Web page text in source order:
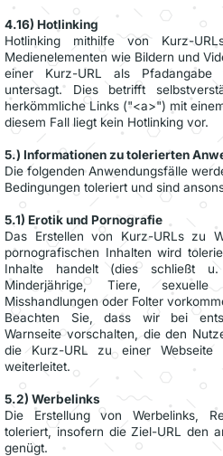
4.16) Hotlinking
Hotlinking mithilfe von Kurz-
Medienelementen wie Bildern und
einer Kurz-URL als
untersagt. Dies betrifft
herkömmliche Links ("<a>") mit
diesem Fall liegt kein Hotlinking vor.
5.) Informationen zu tolerierten
Die folgenden Anwendungsfälle
Bedingungen toleriert und sind
5.1) Erotik und Pornografie
Das Erstellen von Kurz-URLs zu
pornografischen Inhalten wird
Inhalte handelt (dies schließt
Minderjährige, Tiere, sexuelle
Misshandlungen oder Folter
Beachten Sie, dass wir bei
Warnseite vorschalten, die den
die Kurz-URL zu einer Webseite
weiterleitet.
5.2) Werbelinks
Die Erstellung von Werbelinks,
toleriert, insofern die Ziel-URL den
genügt.